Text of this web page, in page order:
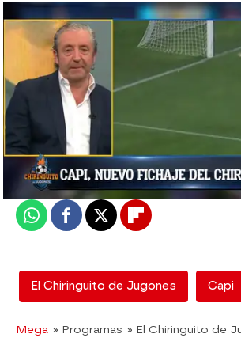
Madrid
Actualizado:18 de febrero de 2019,
Publicado:18 de febrero de 2019,
WhatsappFacebook
X Flipboard
El Chiringuito de Jugones Capi
Mega » Programas » El Chiringuito de